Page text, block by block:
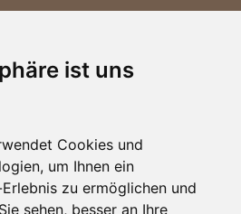
ist uns
Cookies und
um Ihnen ein
zu ermöglichen und
sehen, besser an Ihre